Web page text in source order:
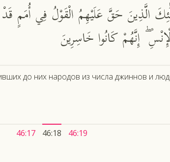
الَّذِينَ حَقَّ عَلَيْهِمُ الْقَوْلُ فِي
إِنَّهُمْ كَانُوا خَاسِرِينَ
до них народов из числа джиннов и
46:17 46:18 46:19